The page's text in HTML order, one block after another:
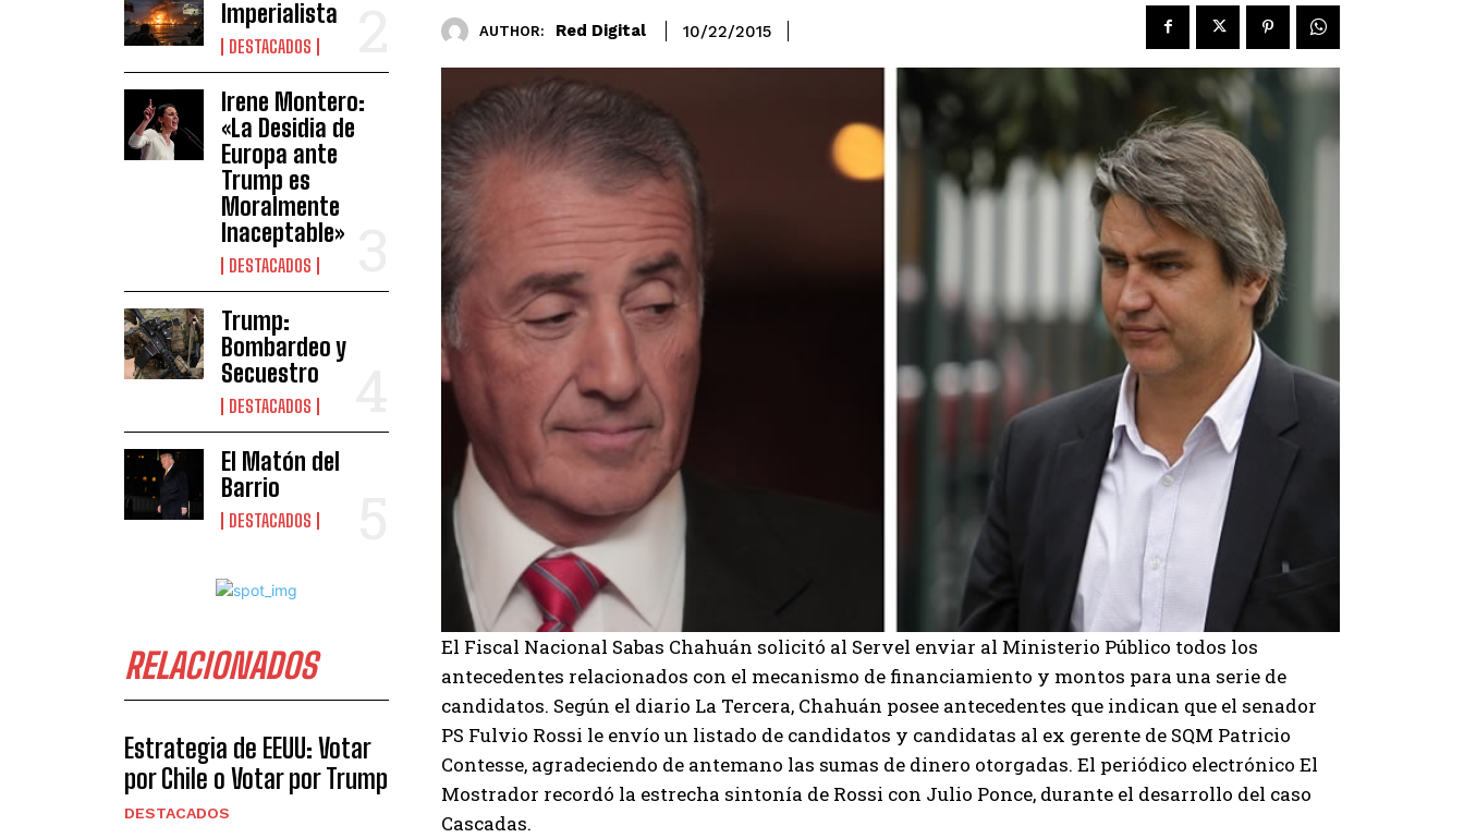
Imperialista
DESTACADOS
Irene Montero:
«La Desidia de
Europa ante
Trump es
Moralmente
Inaceptable»
DESTACADOS
Trump:
Bombardeo y
Secuestro
DESTACADOS
El Matón del
Barrio
DESTACADOS
RELACIONADOS
Estrategia de EEUU: Votar
por Chile o Votar por Trump
DESTACADOS
AUTHOR: Red Digital 10/22/2015
El Fiscal Nacional Sabas Chahuán solicitó al Servel enviar al Ministerio Público todos los
antecedentes relacionados con el mecanismo de financiamiento y montos para una serie de
candidatos. Según el diario La Tercera, Chahuán posee antecedentes que indican que el senador
PS Fulvio Rossi le envío un listado de candidatos y candidatas al ex gerente de SQM Patricio
Contesse, agradeciendo de antemano las sumas de dinero otorgadas. El periódico electrónico El
Mostrador recordó la estrecha sintonía de Rossi con Julio Ponce, durante el desarrollo del caso
Cascadas.